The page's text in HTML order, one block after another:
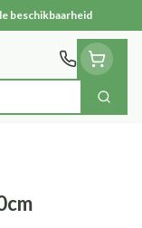
beschikbaarheid
Zoek